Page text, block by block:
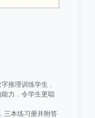
推理训练学生﹐
力﹐令学生更聪
三本练习册并附答